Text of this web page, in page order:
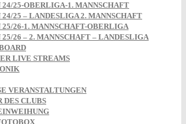
24/25-OBERLIGA-1. MANNSCHAFT
24/25 – LANDESLIGA 2. MANNSCHAFT
25/26-1. MANNSCHAFT-OBERLIGA
25/26 – 2. MANNSCHAFT – LANDESLIGA
LIVE STREAMS
VERANSTALTUNGEN
DES CLUBS